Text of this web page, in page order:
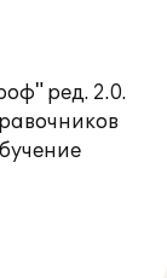
ред. 2.0.